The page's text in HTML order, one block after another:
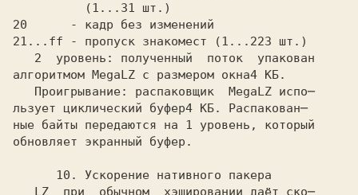
          (1...31 шт.)
20      - кадр без изменений
21...ff - пропуск знакомест (1...223 шт.)
алгоритмом MegaLZ с размером окна
льзует циклический буфер
ные байты передаются на 1 уровень, который
обновляет экранный буфер.